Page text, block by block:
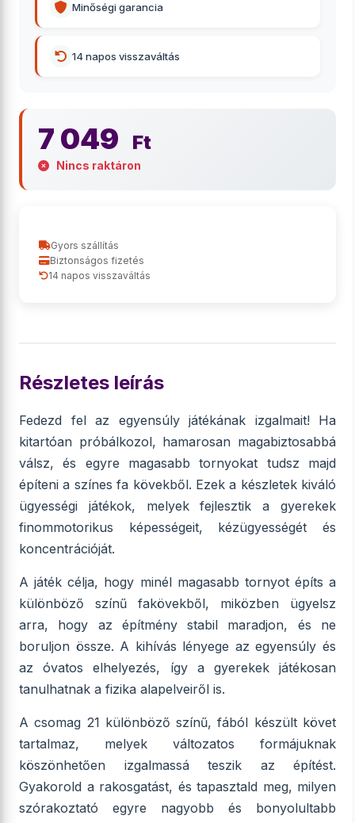
Minőségi garancia
14 napos visszaváltás
7 049 Ft
Nincs raktáron
Gyors szállítás
Biztonságos fizetés
14 napos visszaváltás
Részletes leírás
Fedezd fel az egyensúly játékának izgalmait! Ha
kitartóan próbálkozol, hamarosan magabiztosabbá
válsz, és egyre magasabb tornyokat tudsz majd
építeni a színes fa kövekből. Ezek a készletek kiváló
ügyességi játékok, melyek fejlesztik a gyerekek
finommotorikus képességeit, kézügyességét és
koncentrációját.
A játék célja, hogy minél magasabb tornyot építs a
különböző színű fakövekből, miközben ügyelsz
arra, hogy az építmény stabil maradjon, és ne
boruljon össze. A kihívás lényege az egyensúly és
az óvatos elhelyezés, így a gyerekek játékosan
tanulhatnak a fizika alapelveiről is.
A csomag 21 különböző színű, fából készült követ
tartalmaz, melyek változatos formájuknak
köszönhetően izgalmassá teszik az építést.
Gyakorold a rakosgatást, és tapasztald meg, milyen
szórakoztató egyre nagyobb és bonyolultabb